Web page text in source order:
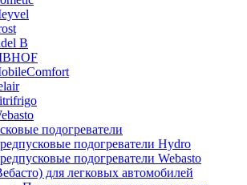
B
подогреватели
подогреватели Hydro
подогреватели Webasto
для легковых автомобилей